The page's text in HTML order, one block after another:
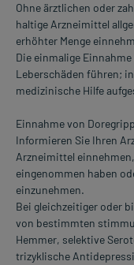
Ohne ärztlichen oder
haltige Arzneimittel
erhöhter Menge
Die einmalige
Leberschäden führen;
medizinische Hilfe
Einnahme von
Informieren Sie Ihren
Arzneimittel
eingenommen haben
einzunehmen.
Bei gleichzeitiger oder
von bestimmten
Hemmer, selektive
trizyklische